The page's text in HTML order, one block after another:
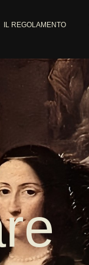
IL REGOLAMENTO